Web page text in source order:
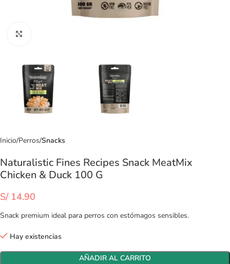
Inicio Perros Snacks
Naturalistic Fines Recipes Snack MeatMix
Chicken & Duck 100 G
S/14.90
Snack premium ideal para perros con estómagos sensibles.
Hay existencias
AÑADIR AL CARRITO